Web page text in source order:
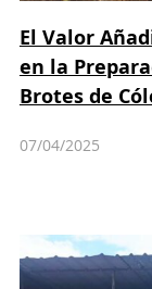
El Valor
en la
Brotes de
07/04/2025